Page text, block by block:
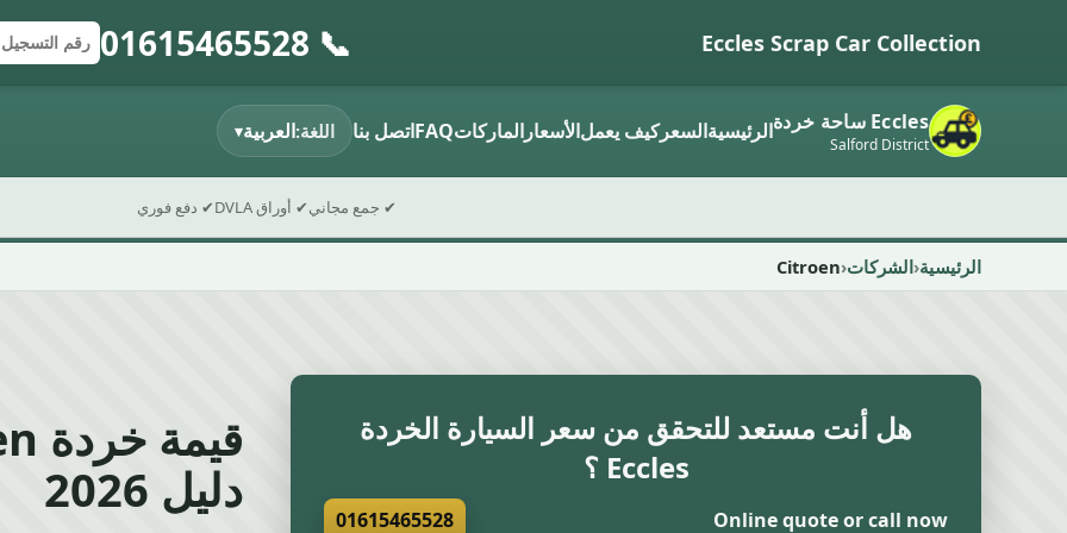
Eccles Scrap Car Collection
📞 01615465528 رقم التسجيل
الرمز البريدي
إرسال النموذج
Eccles ساحة خردة
Salford District الرئيسيةالسعركيف يعملالأسعارالماركاتFAQاتصل بنا اللغة:العربية▾
✔ جمع مجاني✔ أوراق DVLA ✔ دفع فوري
الرئيسية الشركات Citroen
هل أنت مستعد للتحقق من سعر السيارة الخردة
Eccles ؟
Online quote or call now
01615465528
دليل 2026